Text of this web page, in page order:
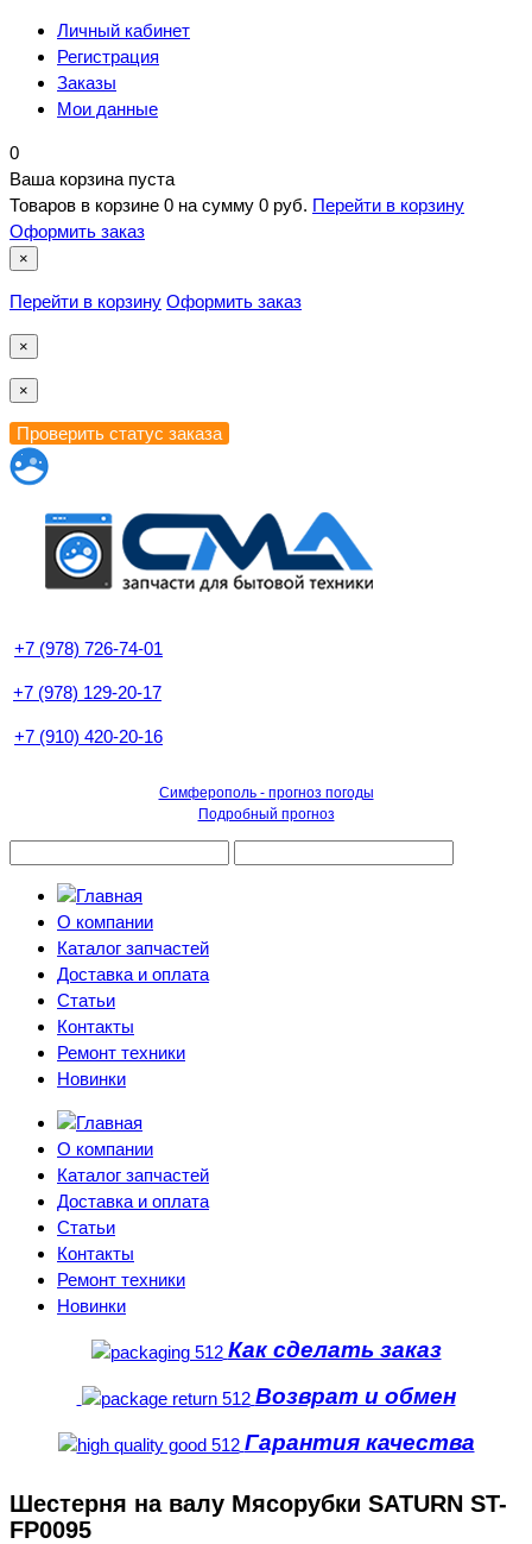
Личный кабинет
Регистрация
Заказы
Мои данные
0
Ваша корзина пуста
Товаров в корзине 0 на сумму 0 руб. Перейти в корзину
Оформить заказ
×
Перейти в корзину Оформить заказ
×
×
+7 (978) 726-74-01
+7 (978) 129-20-17
+7 (910) 420-20-16
Симферополь - прогноз погоды
Подробный прогноз
О компании
Каталог запчастей
Доставка и оплата
Статьи
Контакты
Ремонт техники
Новинки
О компании
Каталог запчастей
Доставка и оплата
Статьи
Контакты
Ремонт техники
Новинки
Как сделать заказ
Возврат и обмен
Гарантия качества
Шестерня на валу Мясорубки SATURN ST-
FP0095